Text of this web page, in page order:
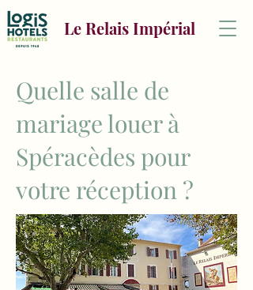
Le Relais Impérial
Quelle salle de
mariage louer à
Spéracèdes pour
votre réception ?